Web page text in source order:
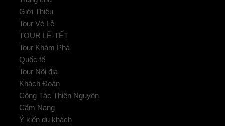
Giới Thiệu
Tour Vé Lẻ
TOUR LỄ-TẾT
Tour Khám Phá
Quốc tế
Tour Nội địa
Khách Đoàn
Công Tác Thiện Nguyện
Cẩm Nang
Ý kiến du khách